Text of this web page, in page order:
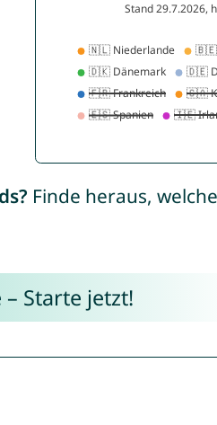
Finde heraus,
Starte jetzt!